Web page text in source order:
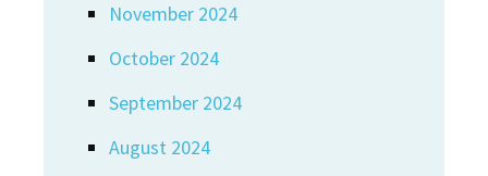
November 2024
October 2024
September 2024
August 2024